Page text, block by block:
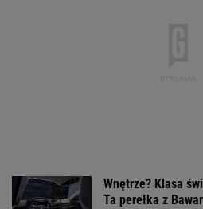
Wnętrze? Klasa
Ta perełka z